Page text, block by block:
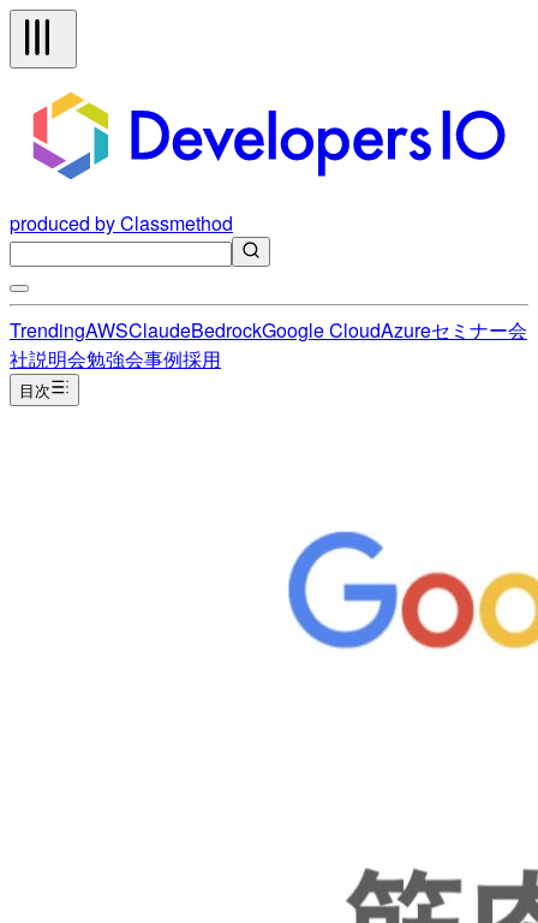
produced by Classmethod
TrendingAWSClaudeBedrockGoogle CloudAzureセミナー会
社説明会勉強会事例採用
目次